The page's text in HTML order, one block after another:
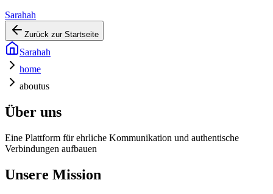
Sarahah
Zurück zur Startseite
Sarahah
home
aboutus
Über uns
Eine Plattform für ehrliche Kommunikation und authentische
Verbindungen aufbauen
Unsere Mission